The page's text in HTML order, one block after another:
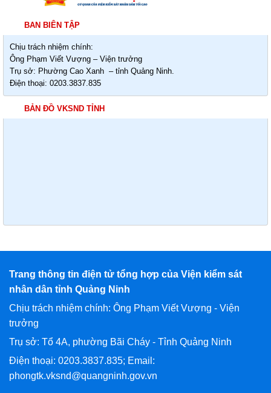
BAN BIÊN TẬP
Chịu trách nhiệm chính:
Ông Phạm Viết Vượng – Viện trưởng
Trụ sở: Phường Cao Xanh – tỉnh Quảng Ninh.
Điện thoại: 0203.3837.835
BẢN ĐỒ VKSND TỈNH
Trang thông tin điện tử tổng hợp của Viện kiểm sát
nhân dân tỉnh Quảng Ninh
Chịu trách nhiệm chính: Ông Phạm Viết Vượng - Viện
trưởng
Trụ sở: Tổ 4A, phường Bãi Cháy - Tỉnh Quảng Ninh
Điện thoại: 0203.3837.835; Email:
phongtk.vksnd@quangninh.gov.vn